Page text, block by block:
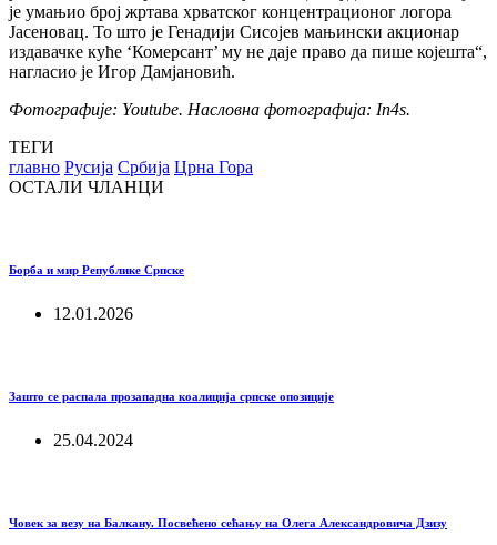
је умањио број жртава хрватског концентрационог логора
Јасеновац. То што је Генадији Сисојев мањински акционар
издавачке куће ‘Комерсант’ му не даје право да пише којешта“,
нагласио је Игор Дамјановић.
Фотографије: Youtube. Насловна фотографија: In4s.
ТЕГИ
главно Русија Србија Црна Гора
ОСТАЛИ ЧЛАНЦИ
Борба и мир Републике Српске
12.01.2026
Зашто се распала прозападна коалиција српске опозиције
25.04.2024
Човек за везу на Балкану. Посвећено сећању на Олега Александровича Дзизу